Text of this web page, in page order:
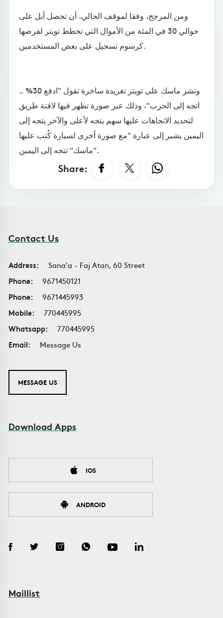
ومن المرجح، وفقا لموقف الحالي، أن تحصل أبل على
حوالي 30 في المئة من الأموال التي تخطط تويتر لفرضها
كرسوم تسجيل على بعض المستخدمين.
ونشر ماسك على تويتر تغريدة ساخرة تقول "ادفع 30% ..
اتجه إلى الحرب"، وذلك عبر صورة تظهر فيها لافتة طريق
لتحديد الاتجاهات عليها سهم يتجه لأعلى والآخر يتجه إلى
اليمين يشير إلى عبارة "مع صورة أخرى لسيارة كُتب عليها
"ماسك" تتجه إلى اليمين.
Share:
Contact Us
Address:
Sana'a - Faj Atan, 60 Street
Phone:
9671450121
Phone:
9671445993
Mobile:
770445995
Whatsapp:
770445995
Email:
Message Us
MESSAGE US
Download Apps
IOS
ANDROID
Maillist